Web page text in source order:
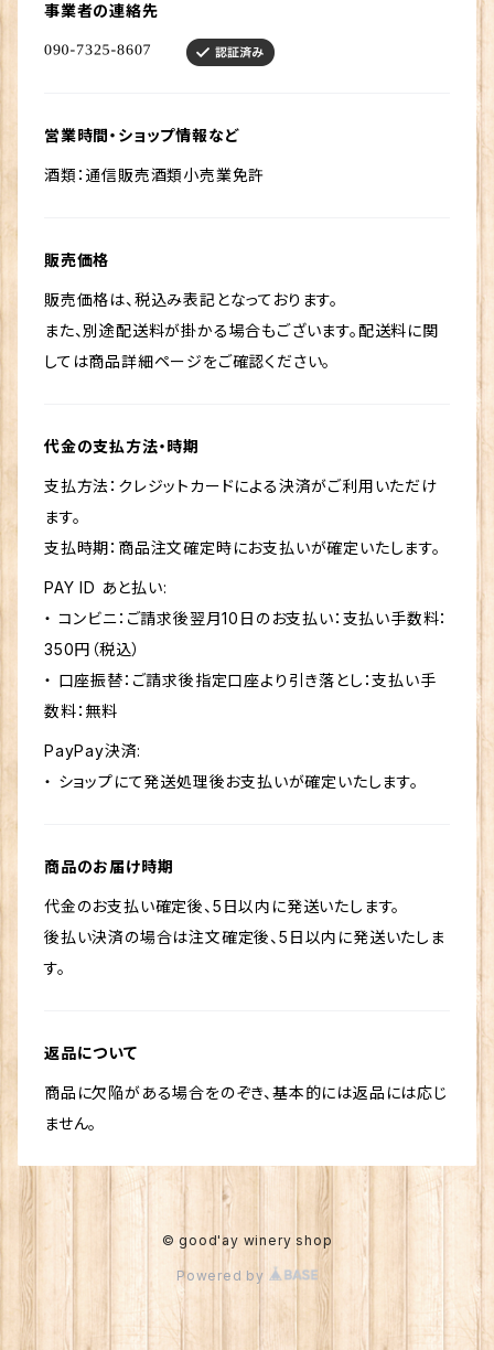
事業者の連絡先
営業時間・ショップ情報など
酒類：通信販売酒類小売業免許
販売価格
販売価格は、税込み表記となっております。
また、別途配送料が掛かる場合もございます。配送料に関
しては商品詳細ページをご確認ください。
代金の支払方法・時期
支払方法：クレジットカードによる決済がご利用いただけ
ます。
支払時期：商品注文確定時にお支払いが確定いたします。
PAY ID あと払い:
・ コンビニ：ご請求後翌月10日のお支払い：支払い手数料：
350円（税込）
・ 口座振替：ご請求後指定口座より引き落とし：支払い手
数料：無料
PayPay決済:
・ ショップにて発送処理後お支払いが確定いたします。
商品のお届け時期
代金のお支払い確定後、5日以内に発送いたします。
後払い決済の場合は注文確定後、5日以内に発送いたしま
す。
返品について
商品に欠陥がある場合をのぞき、基本的には返品には応じ
ません。
© good'ay winery shop
Powered by